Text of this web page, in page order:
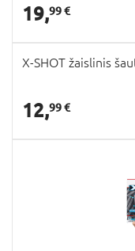
19,99 €
X-SHOT žaislinis
12,99 €